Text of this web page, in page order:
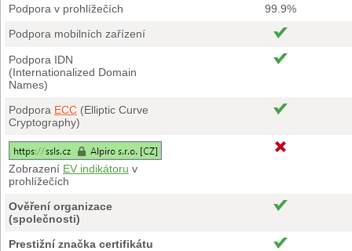
Podpora v prohlížečích
99.9%
Podpora mobilních zařízení
Podpora IDN
(Internationalized Domain
Names)
Podpora ECC (Elliptic Curve
Cryptography)
Zobrazení EV indikátoru v
prohlížečích
Ověření organizace
(společnosti)
Prestižní značka certifikátu